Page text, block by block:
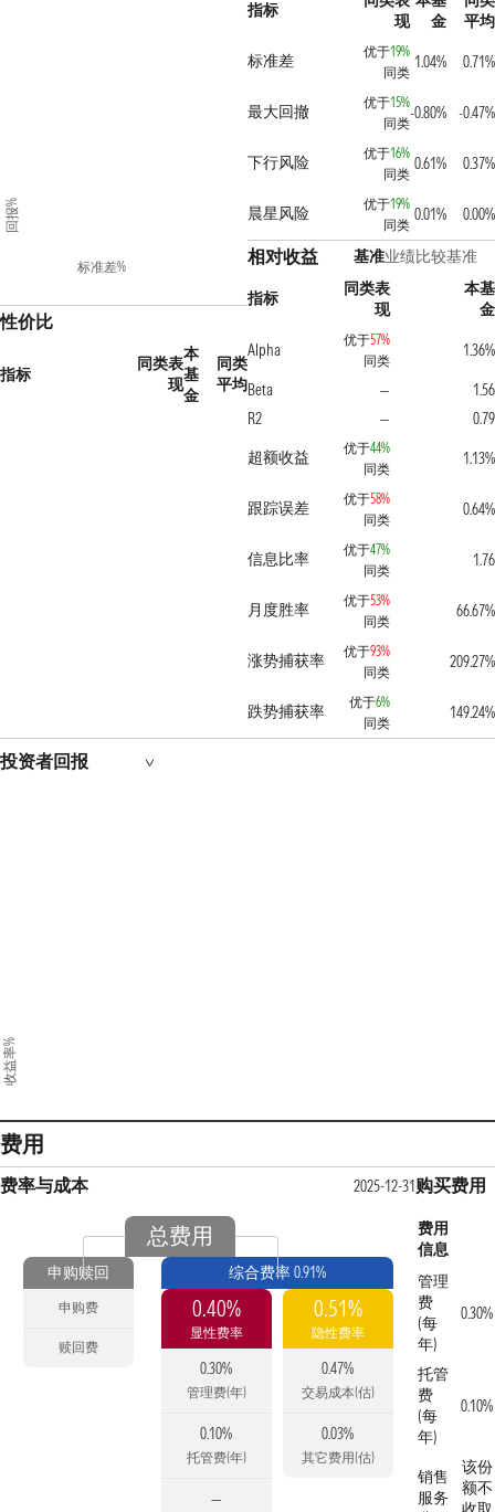
标准差%
回报%
性价比
指标
同类表
现
本
基
金
同类
平均
指标
现
金
平均
标准差
优于19%
同类
1.04% 0.71%
最大回撤 优于15%
同类
-0.80% -0.47%
下行风险 优于16%
同类
0.61% 0.37%
晨星风险 优于19%
同类
0.01% 0.00%
相对收益 基准业绩比较基准
指标
同类表
现
本基
金
Alpha
优于57%
同类
1.36%
Beta
—
1.56
R2
—
0.79
超额收益
优于44%
同类
1.13%
跟踪误差 优于58%
同类
0.64%
信息比率 优于47%
同类
1.76
月度胜率 优于53%
同类
66.67%
涨势捕获率 优于93%
同类
209.27%
跌势捕获率 优于6%
同类
149.24%
投资者回报
收益率%
费用
费率与成本 2025-12-31
总费用
申购赎回
申购费
赎回费
综合费率 0.91%
0.40%
显性费率
0.30%
管理费(年)
0.10%
托管费(年)
—
0.51%
隐性费率
0.47%
交易成本(估)
0.03%
其它费用(估)
购买费用
费用
信息
管理
费
(每
年)
0.30%
托管
费
(每
年)
0.10%
销售
服务
该份
额不